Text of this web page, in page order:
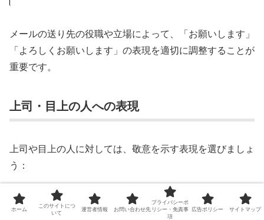
メールの送り先の役職や立場によって、「お願いします」
「よろしくお願いします」の表現を適切に調整することが
重要です。
上司・目上の人への表現
上司や目上の人に対しては、敬意を示す表現を選びましょ
う：
基本的な原則
「お願いします」よりも「よろしくお願いいた
ホーム
このサイトにつ
いて
運営者情報 お問い合わせ先
プライバシーポ
リシー・免責事
項
広告ポリシー サイトマップ